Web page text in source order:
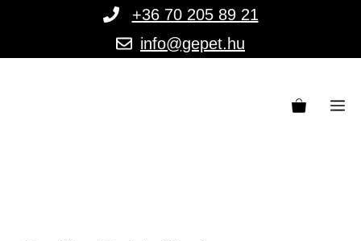
+36 70 205 89 21
info@gepet.hu